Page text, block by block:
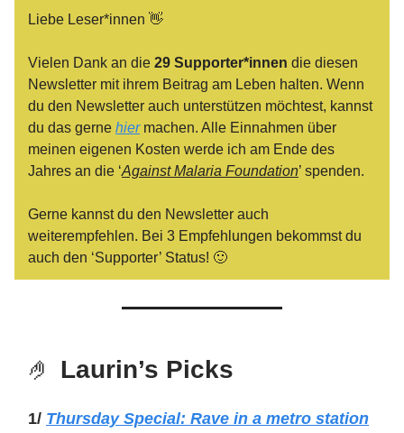
Liebe Leser*innen 👋
Vielen Dank an die 29 Supporter*innen die diesen
Newsletter mit ihrem Beitrag am Leben halten. Wenn
du den Newsletter auch unterstützen möchtest, kannst
du das gerne hiermachen. Alle Einnahmen über
meinen eigenen Kosten werde ich am Ende des
Jahres an die ‘Against Malaria Foundation’ spenden.
Gerne kannst du den Newsletter auch
weiterempfehlen. Bei 3 Empfehlungen bekommst du
auch den ‘Supporter’ Status! 🙂
🤌 Laurin’s Picks
1/ Thursday Special: Rave in a metro station